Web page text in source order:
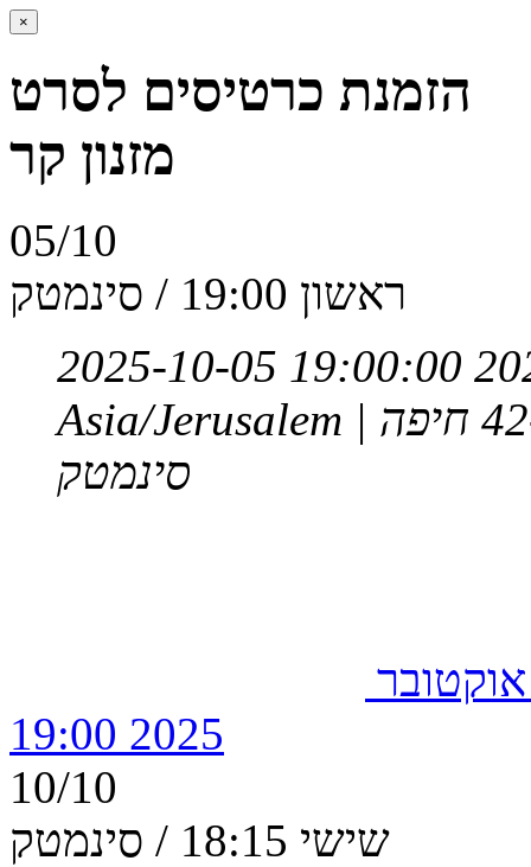
×
הזמנת כרטיסים לסרט
מזנון קר
05/10
ראשון 19:00 / סינמטק
2025-10-05 19:00:00
Asia/Jerusalem
סינמטק
ראשון, 5 אוקטובר
2025 19:00
10/10
שישי 18:15 / סינמטק